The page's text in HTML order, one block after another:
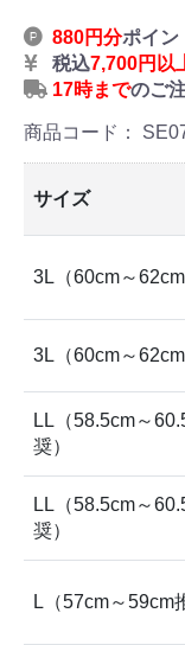
880円分ポイン
税込7,700円以
17時までのご
商品コード：
サイズ
3L（60cm～62cm
3L（60cm～62cm
LL（58.5cm～
奨）
LL（58.5cm～
奨）
L（57cm～59cm